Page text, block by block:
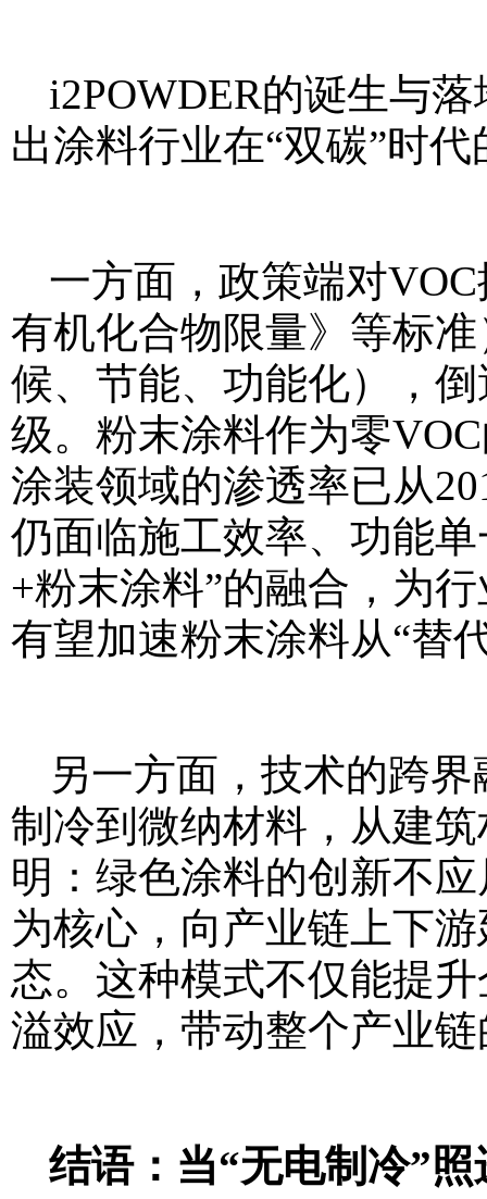
i2POWDER的诞生与
出涂料行业在“双碳”时
一方面，政策端对
有机化合物限量》等标
候、节能、功能化），
级。粉末涂料作为零
涂装领域的渗透率已从
仍面临施工效率、功能
+粉末涂料”的融合，为
有望加速粉末涂料从“替
另一方面，技术的跨
制冷到微纳材料，从建
明：绿色涂料的创新不
为核心，向产业链上下
态。这种模式不仅能提
溢效应，带动整个产业
结语：当“无电制冷”照